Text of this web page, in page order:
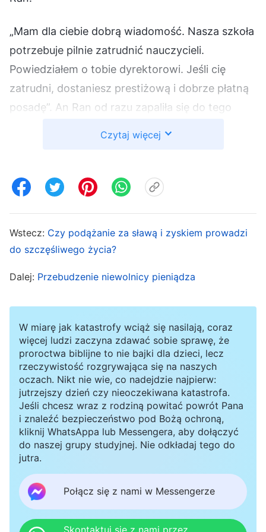
„Mam dla ciebie dobrą wiadomość. Nasza szkoła
potrzebuje pilnie zatrudnić nauczycieli.
Powiedziałem o tobie dyrektorowi. Jeśli cię
zatrudni, dostaniesz prestiżową i dobrze płatną
posadę”. An Ran od razu zapaliła się do tego
pewnego dnia się wyróżni i zdobędzie renomę.
nauczycielką, a to zawód cieszący się
licencjata. Jak bez pomocy kuzyna, mogłaby
liczyć na pracę w szkole? Później mogłaby
przystąpić do egzaminu, żeby uzyskać
sławy i zysku? Wtedy już nikt nie patrzyłby na
nią z góry. Ta myśl sprawiła, że zgodziła się bez
wahania.
Po wyjściu z domu kuzyna An Ran poczuła się
nieswojo: w szkole prywatnej miałaby przerwę
tylko co dwa tygodnie, więc na pewno nie
mogłaby uczestniczyć w zgromadzeniach.
Dzieło Boże dobiegało końca. Jeśli z powodu
pracy ograniczyłaby swój udział w
zgromadzeniach, odbiłoby to się negatywnie na
Czytaj więcej
Wstecz: Czy podążanie za sławą i zyskiem prowadzi
do szczęśliwego życia?
Dalej: Przebudzenie niewolnicy pieniądza
W miarę jak katastrofy wciąż się nasilają, coraz
więcej ludzi zaczyna zdawać sobie sprawę, że
proroctwa biblijne to nie bajki dla dzieci, lecz
rzeczywistość rozgrywająca się na naszych
oczach. Nikt nie wie, co nadejdzie najpierw:
jutrzejszy dzień czy nieoczekiwana katastrofa.
Jeśli chcesz wraz z rodziną powitać powrót Pana
i znaleźć bezpieczeństwo pod Bożą ochroną,
kliknij WhatsAppa lub Messengera, aby dołączyć
do naszej grupy studyjnej. Nie odkładaj tego do
jutra.
Połącz się z nami w Messengerze
Skontaktuj się z nami przez